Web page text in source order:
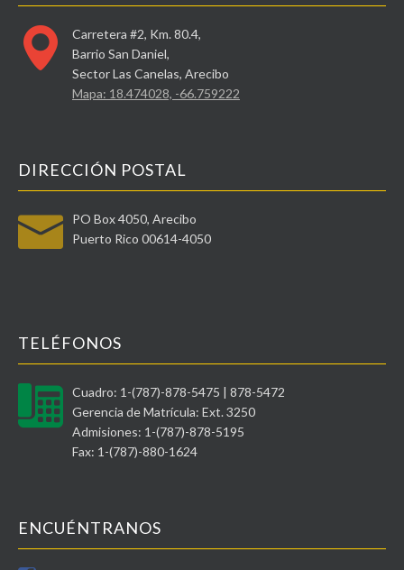
Carretera #2, Km. 80.4,
Barrio San Daniel,
Sector Las Canelas, Arecibo
Mapa: 18.474028, -66.759222
DIRECCIÓN POSTAL
PO Box 4050, Arecibo
Puerto Rico 00614-4050
TELÉFONOS
Cuadro: 1-(787)-878-5475 | 878-5472
Gerencia de Matrícula: Ext. 3250
Admisiones: 1-(787)-878-5195
Fax: 1-(787)-880-1624
ENCUÉNTRANOS